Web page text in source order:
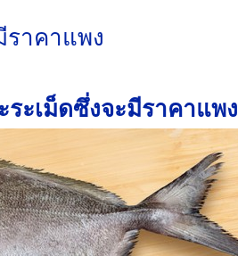
าคาแพง
ะเม็ดซึ่งจะมีราคาแพง